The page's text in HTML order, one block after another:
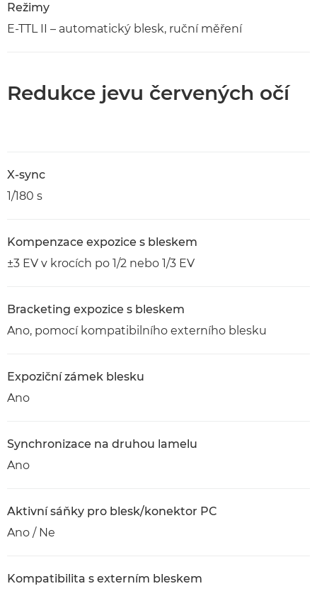
Režimy
E-TTL II – automatický blesk, ruční měření
Redukce jevu červených očí
X-sync
1/180 s
Kompenzace expozice s bleskem
±3 EV v krocích po 1/2 nebo 1/3 EV
Bracketing expozice s bleskem
Ano, pomocí kompatibilního externího blesku
Expoziční zámek blesku
Ano
Synchronizace na druhou lamelu
Ano
Aktivní sáňky pro blesk/konektor PC
Ano / Ne
Kompatibilita s externím bleskem